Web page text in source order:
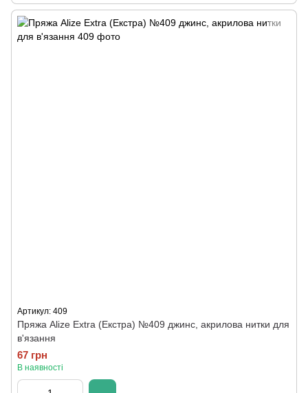
Артикул: 409
Пряжа Alize Extra (Екстра) №409 джинс, акрилова нитки для
в'язання
67 грн
В наявності